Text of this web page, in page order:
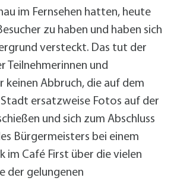
im Fernsehen hatten, heute
zu haben und haben sich
versteckt. Das tut der
Teilnehmerinnen und
keinen Abbruch, die auf dem
Stadt ersatzweise Fotos auf der
und sich zum Abschluss
Bürgermeisters bei einem
im Café First über die vielen
der gelungenen